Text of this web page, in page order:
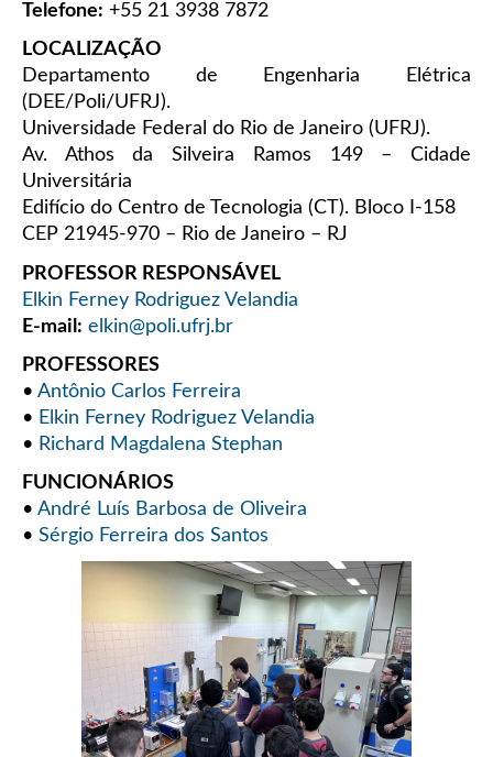
Telefone: +55 21 3938 7872
LOCALIZAÇÃO
Departamento de Engenharia Elétrica
(DEE/Poli/UFRJ).
Universidade Federal do Rio de Janeiro (UFRJ).
Av. Athos da Silveira Ramos 149 – Cidade
Universitária
Edifício do Centro de Tecnologia (CT). Bloco I-158
CEP 21945-970 – Rio de Janeiro – RJ
PROFESSOR RESPONSÁVEL
Elkin Ferney Rodriguez Velandia
E-mail: elkin@poli.ufrj.br
PROFESSORES
• Antônio Carlos Ferreira
• Elkin Ferney Rodriguez Velandia
• Richard Magdalena Stephan
FUNCIONÁRIOS
• André Luís Barbosa de Oliveira
• Sérgio Ferreira dos Santos